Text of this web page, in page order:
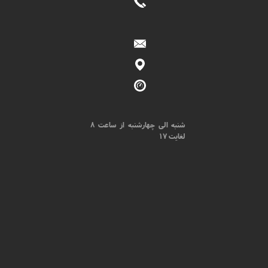
شنبه الی چهارشنبه از ساعت 8
لغایت 17